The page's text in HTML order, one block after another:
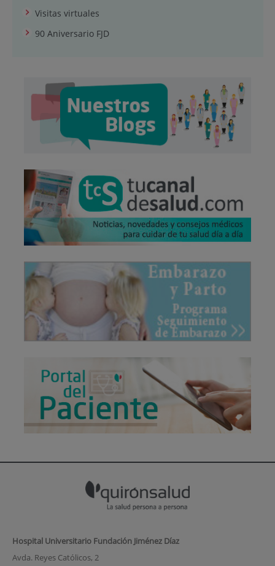
Visitas virtuales
90 Aniversario FJD
Hospital Universitario Fundación Jiménez Díaz
Avda. Reyes Católicos, 2